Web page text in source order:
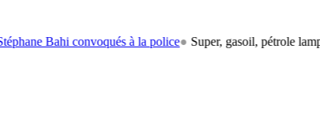
convoqués à la police● Super, gasoil, pétrole lampant: le